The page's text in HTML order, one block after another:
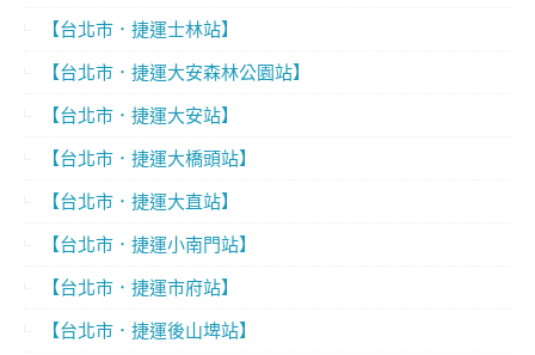
【台北市．捷運士林站】
【台北市．捷運大安森林公園站】
【台北市．捷運大安站】
【台北市．捷運大橋頭站】
【台北市．捷運大直站】
【台北市．捷運小南門站】
【台北市．捷運市府站】
【台北市．捷運後山埤站】